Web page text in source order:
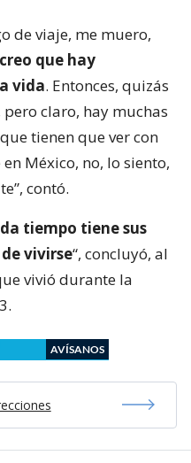
de viaje, me muero,
que hay
vida. Entonces, quizás
claro, hay muchas
tienen que ver con
México, no, lo siento,
contó.
tiempo tiene sus
vivirse“, concluyó, al
vivió durante la
AVÍSANOS